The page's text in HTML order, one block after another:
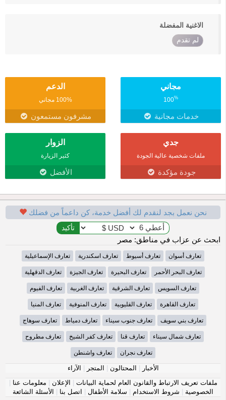
الاغنية المفضلة
لم تقدم
مجاني
100%
خدمات مجانية
الدعم
100% مجاني
مشرفون مستمعون
جدي
ملفات شخصية عالية الجودة
جودة مؤكدة
الزوار
كثير الزيارة
الأفضل
نحن نعمل بجد لنقدم لك أفضل خدمة، كن داعماً من فضلك
ابحث عن عزاب في مناطق: مصر
تعارف أسوان تعارف أسيوط تعارف اسكندرية تعارف الإسماعيلية
تعارف البحر الأحمر تعارف البحيرة تعارف الجيزة تعارف الدقهلية
تعارف السويس تعارف الشرقية تعارف الغربية تعارف الفيوم
تعارف القاهرة تعارف القليوبية تعارف المنوفية تعارف المنيا
تعارف بني سويف تعارف جنوب سيناء تعارف دمياط تعارف سوهاج
تعارف شمال سيناء تعارف قنا تعارف كفر الشيخ تعارف مطروح
تعارف نجران تعارف واشنطن
الأخبار | المحتالون | المتجر | الآراء
ملفات تعريف الارتباط والقانون العام لحماية البيانات | الإعلان | معلومات عنا |
الخصوصية | شروط الاستخدام | سلامة الأطفال | اتصل بنا | الأسئلة الشائعة